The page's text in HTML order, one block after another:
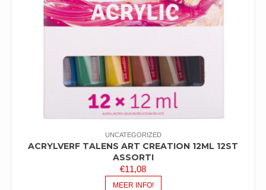
UNCATEGORIZED
ACRYLVERF TALENS ART CREATION 12ML 12ST
ASSORTI
€11,08
MEER INFO!